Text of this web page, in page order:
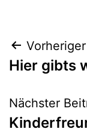
Hier gibts
Nächster